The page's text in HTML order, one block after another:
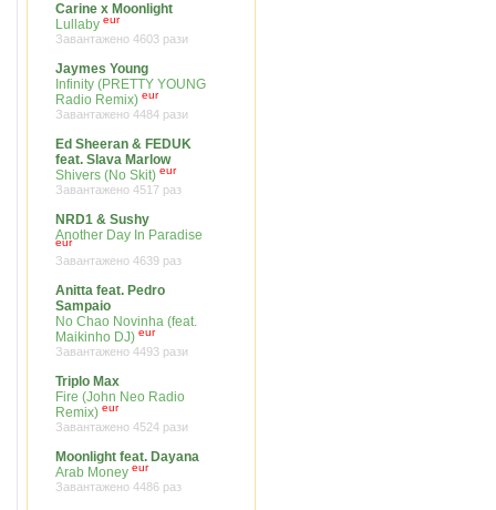
Carine x Moonlight
Lullaby eur
Завантажено 4603 рази
Jaymes Young
Infinity (PRETTY YOUNG
Radio Remix) eur
Завантажено 4484 рази
Ed Sheeran & FEDUK
feat. Slava Marlow
Shivers (No Skit) eur
Завантажено 4517 раз
NRD1 & Sushy
Another Day In Paradise
eur
Завантажено 4639 раз
Anitta feat. Pedro
Sampaio
No Chao Novinha (feat.
Maikinho DJ) eur
Завантажено 4493 рази
Triplo Max
Fire (John Neo Radio
Remix) eur
Завантажено 4524 рази
Moonlight feat. Dayana
Arab Money eur
Завантажено 4486 раз